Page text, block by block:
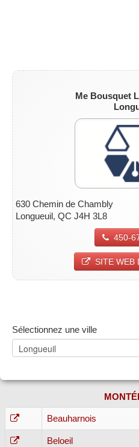
Me Bousquet
630 Chemin de Chambly
Longueuil, QC J4H 3L8
450-
SITE WEB
Sélectionnez une ville
Beauharnois
Beloeil